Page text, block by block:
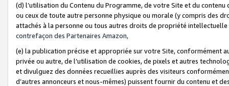
(d) l’utilisation du Contenu du Programme, de votre Site et du
ou ceux de toute autre personne physique ou morale (y compris des
attachés à la personne ou tous autres droits de propriété
contrefaçon des Partenaires Amazon,
(e) la publication précise et appropriée sur votre Site, conformément
privée ou autre, de l’utilisation de cookies, de pixels et autres
et divulguez des données recueillies auprès des visiteurs
d’autres annonceurs et nous-mêmes) puissent fournir du contenu et